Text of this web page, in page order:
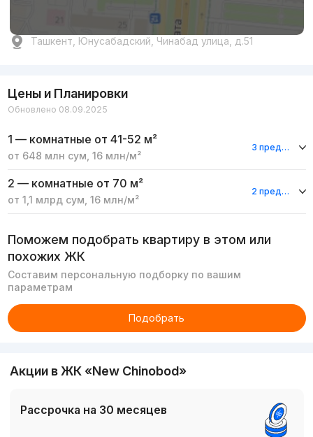
Ташкент, Юнусабадский, Чинабад улица, д.51
Цены и Планировки
Обновлено 08.09.2025
1 — комнатные от 41-52 м²
от 648 млн сум 16 млн/м²
3 предложения
2 — комнатные от 70 м²
от 1,1 млрд сум 16 млн/м²
2 предложения
Поможем подобрать квартиру в этом или
похожих ЖК
Составим персональную подборку по вашим
параметрам
Подобрать
Акции в ЖК «New Chinobod»
Рассрочка на 30 месяцев